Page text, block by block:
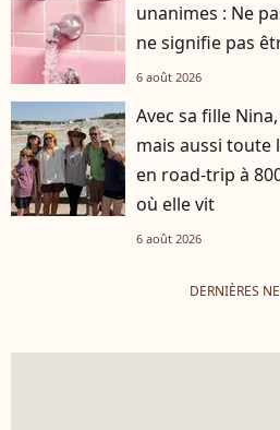
unanimes : Ne
ne signifie pas
6 août 2026
Avec sa fille
mais aussi toute
en road-trip à
où elle vit
6 août 2026
DERNIÈRES